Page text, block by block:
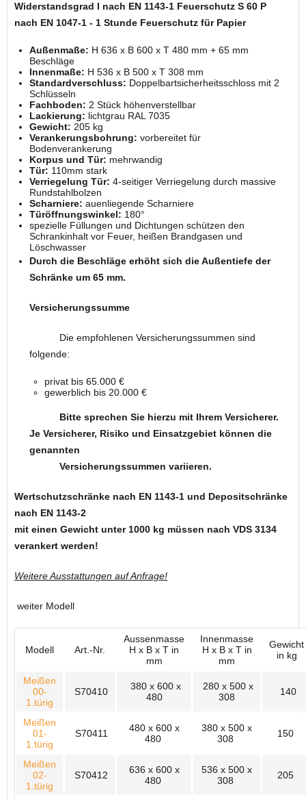
Widerstandsgrad I nach EN 1143-1 Feuerschutz S 60 P
nach EN 1047-1 - 1 Stunde Feuerschutz für Papier
Außenmaße: H 636 x B 600 x T 480 mm + 65 mm
Beschläge
Innenmaße: H 536 x B 500 x T 308 mm
Standardverschluss: Doppelbartsicherheitsschloss mit 2
Schlüsseln
Fachboden: 2 Stück höhenverstellbar
Lackierung: lichtgrau RAL 7035
Gewicht: 205 kg
Verankerungsbohrung: vorbereitet für
Bodenverankerung
Korpus und Tür: mehrwandig
Tür: 110mm stark
Verriegelung Tür: 4-seitiger Verriegelung durch massive
Rundstahlbolzen
Scharniere: auenliegende Scharniere
Türöffnungswinkel: 180°
spezielle Füllungen und Dichtungen schützen den
Schrankinhalt vor Feuer, heißen Brandgasen und
Löschwasser
Durch die Beschläge erhöht sich die Außentiefe der
Schränke um 65 mm.
Versicherungssumme
Die empfohlenen Versicherungssummen sind
folgende:
privat bis 65.000 €
gewerblich bis 20.000 €
Bitte sprechen Sie hierzu mit Ihrem Versicherer.
Je Versicherer, Risiko und Einsatzgebiet können die
genannten
Versicherungssummen variieren.
Wertschutzschränke nach EN 1143-1 und Depositschränke
nach EN 1143-2
mit einen Gewicht unter 1000 kg müssen nach VDS 3134
verankert werden!
Weitere Ausstattungen auf Anfrage!
weiter Modell
Modell Art.-Nr.
Aussenmasse
H x B x T in
mm
Innenmasse
H x B x T in
mm
Gewicht
in kg
Meißen
00-
1.türig
S70410
380 x 600 x
480
280 x 500 x
308
140
Meißen
01-
1.türig
S70411
480 x 600 x
480
380 x 500 x
308
150
Meißen
02-
1.türig
S70412
636 x 600 x
480
536 x 500 x
308
205